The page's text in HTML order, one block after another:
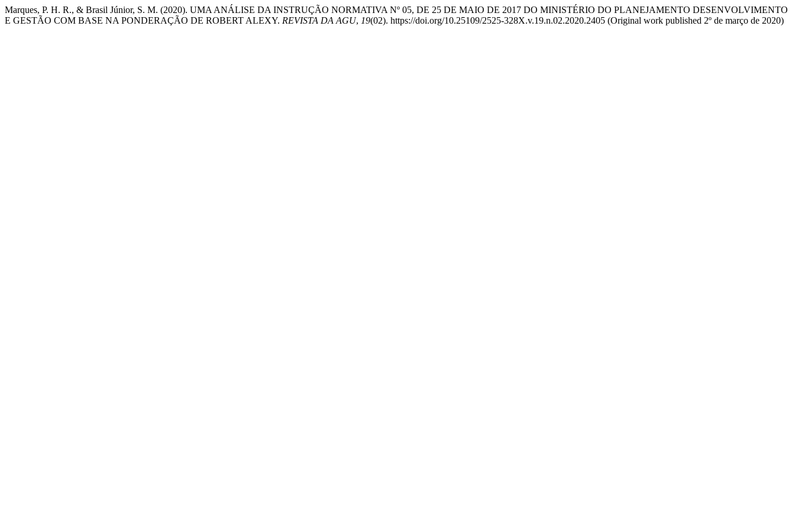
Marques, P. H. R., & Brasil Júnior, S. M. (2020). UMA ANÁLISE DA INSTRUÇÃO NORMATIVA Nº 05, DE 25 DE MAIO DE 2017 DO MINISTÉRIO DO PLANEJAMENTO DESENVOLVIMENTO
E GESTÃO COM BASE NA PONDERAÇÃO DE ROBERT ALEXY. REVISTA DA AGU, 19(02). https://doi.org/10.25109/2525-328X.v.19.n.02.2020.2405 (Original work published 2º de março de 2020)